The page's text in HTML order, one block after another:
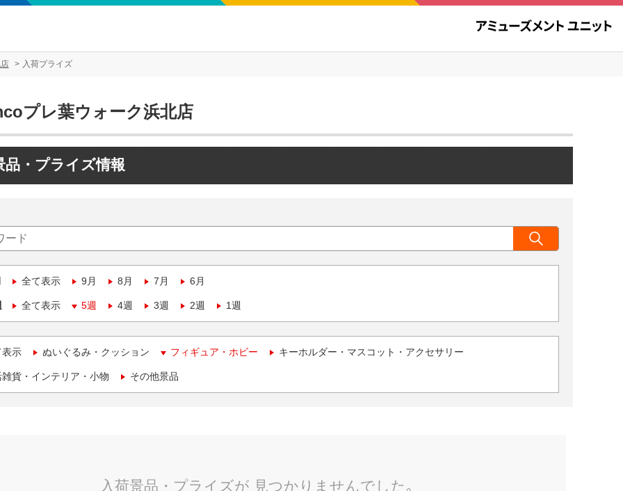
入荷プライズ
プレ葉ウォーク浜北店
品・プライズ情報
全て表示 9月 8月 7月 6月
全て表示 5週 4週 3週 2週 1週
表示 ぬいぐるみ・クッション フィギュア・ホビー キーホルダー・マスコット・アクセサリー
貨・インテリア・小物 その他景品